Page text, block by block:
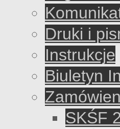
Druki i
Instrukcje
Biuletyn
SKŚF